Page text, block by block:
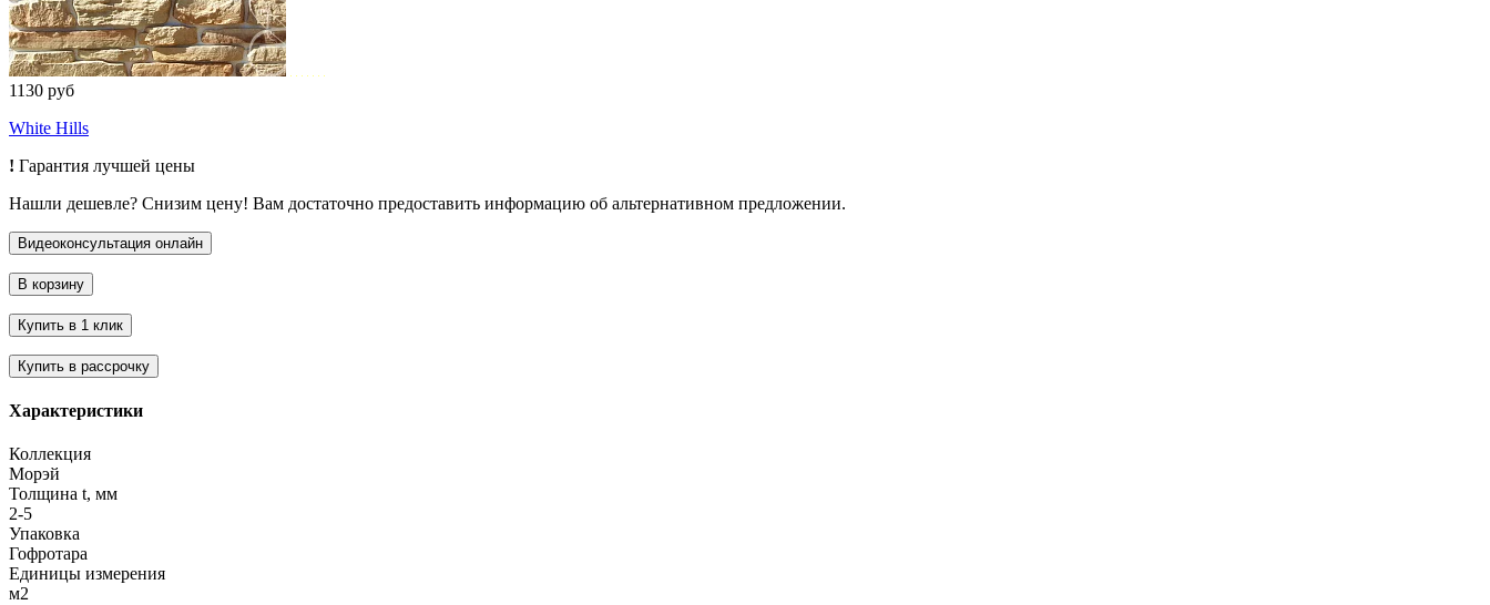
1130 руб
White Hills
! Гарантия лучшей цены
Нашли дешевле? Снизим цену! Вам достаточно предоставить информацию об альтернативном предложении.
Характеристики
Коллекция
Морэй
Толщина t, мм
2-5
Упаковка
Гофротара
Единицы измерения
м2